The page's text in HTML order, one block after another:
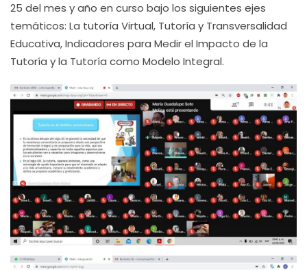
25 del mes y año en curso bajo los siguientes ejes
temáticos: La tutoría Virtual, Tutoría y Transversalidad
Educativa, Indicadores para Medir el Impacto de la
Tutoría y la Tutoría como Modelo Integral.